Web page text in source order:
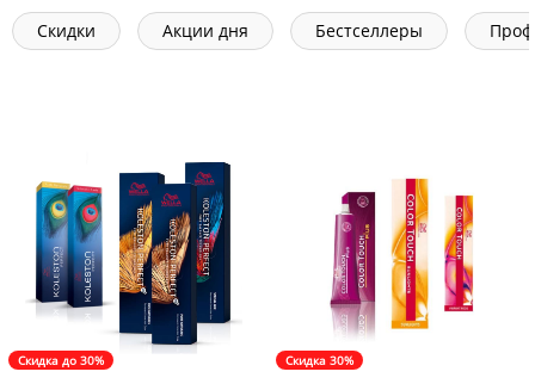
Скидки Акции дня Бестселлеры
Скидка до 30% Скидка 30%